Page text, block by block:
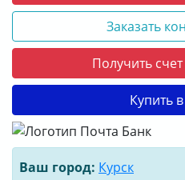
Заказать
Получить
Купить
Ваш город: Курск